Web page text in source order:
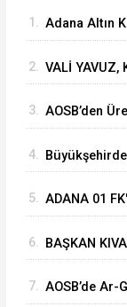
1. Adana Altın
2. VALİ YAVUZ,
3. ⁠AOSB’den
4.
5. ADANA 01
6. BAŞKAN
7. AOSB’de Ar-